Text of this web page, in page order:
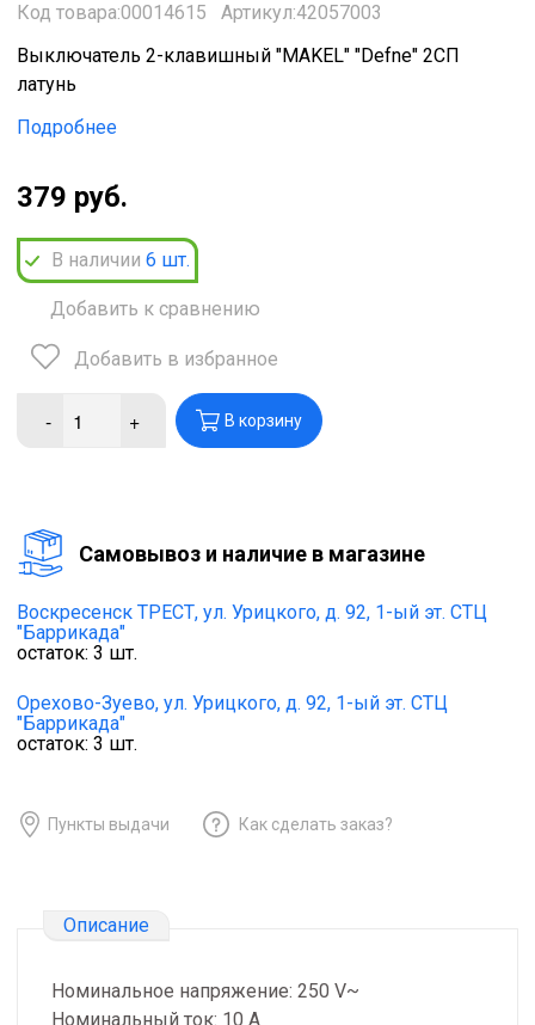
Код товара:00014615
Артикул:42057003
Выключатель 2-клавишный "MAKEL" "Defne" 2СП
латунь
Подробнее
379 руб.
В наличии 6 шт.
Добавить к сравнению
Добавить в избранное
- + В корзину
Cамовывоз и наличие в магазине
Воскресенск ТРЕСТ, ул. Урицкого, д. 92, 1-ый эт. СТЦ
"Баррикада"
остаток: 3 шт.
Орехово-Зуево, ул. Урицкого, д. 92, 1-ый эт. СТЦ
"Баррикада"
остаток: 3 шт.
Пункты выдачи Как сделать заказ?
Описание
Номинальное напряжение: 250 V~
Номинальный ток: 10 А